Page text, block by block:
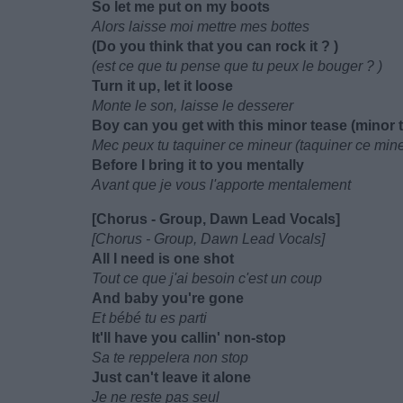
So let me put on my boots
Alors laisse moi mettre mes bottes
(Do you think that you can rock it ? )
(est ce que tu pense que tu peux le bouger ? )
Turn it up, let it loose
Monte le son, laisse le desserer
Boy can you get with this minor tease (minor
Mec peux tu taquiner ce mineur (taquiner ce
Before I bring it to you mentally
Avant que je vous l'apporte mentalement
[Chorus - Group, Dawn Lead Vocals]
[Chorus - Group, Dawn Lead Vocals]
All I need is one shot
Tout ce que j'ai besoin c'est un coup
And baby you're gone
Et bébé tu es parti
It'll have you callin' non-stop
Sa te reppelera non stop
Just can't leave it alone
Je ne reste pas seul